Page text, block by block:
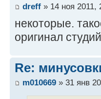
dreff » 14 ноя 2011,
некоторые.
оригинал
Re:
m010669 » 31 янв